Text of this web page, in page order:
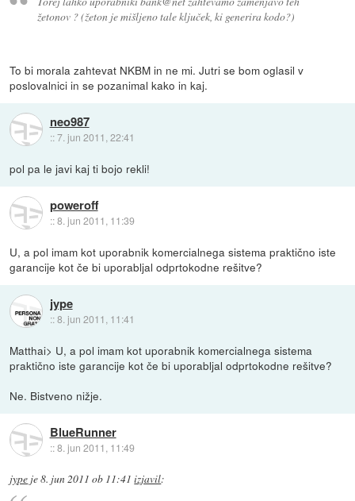
žetonov ? (žeton je mišljeno tale ključek, ki generira kodo?)
To bi morala zahtevat NKBM in ne mi. Jutri se bom oglasil v
poslovalnici in se pozanimal kako in kaj.
neo987
::7. jun 2011, 22:41
pol pa le javi kaj ti bojo rekli!
poweroff
::8. jun 2011, 11:39
U, a pol imam kot uporabnik komercialnega sistema praktično iste
garancije kot če bi uporabljal odprtokodne rešitve?
jype
::8. jun 2011, 11:41
Matthai> U, a pol imam kot uporabnik komercialnega sistema
praktično iste garancije kot če bi uporabljal odprtokodne rešitve?
Ne. Bistveno nižje.
BlueRunner
::8. jun 2011, 11:49
jype je8. jun 2011 ob 11:41 izjavil: